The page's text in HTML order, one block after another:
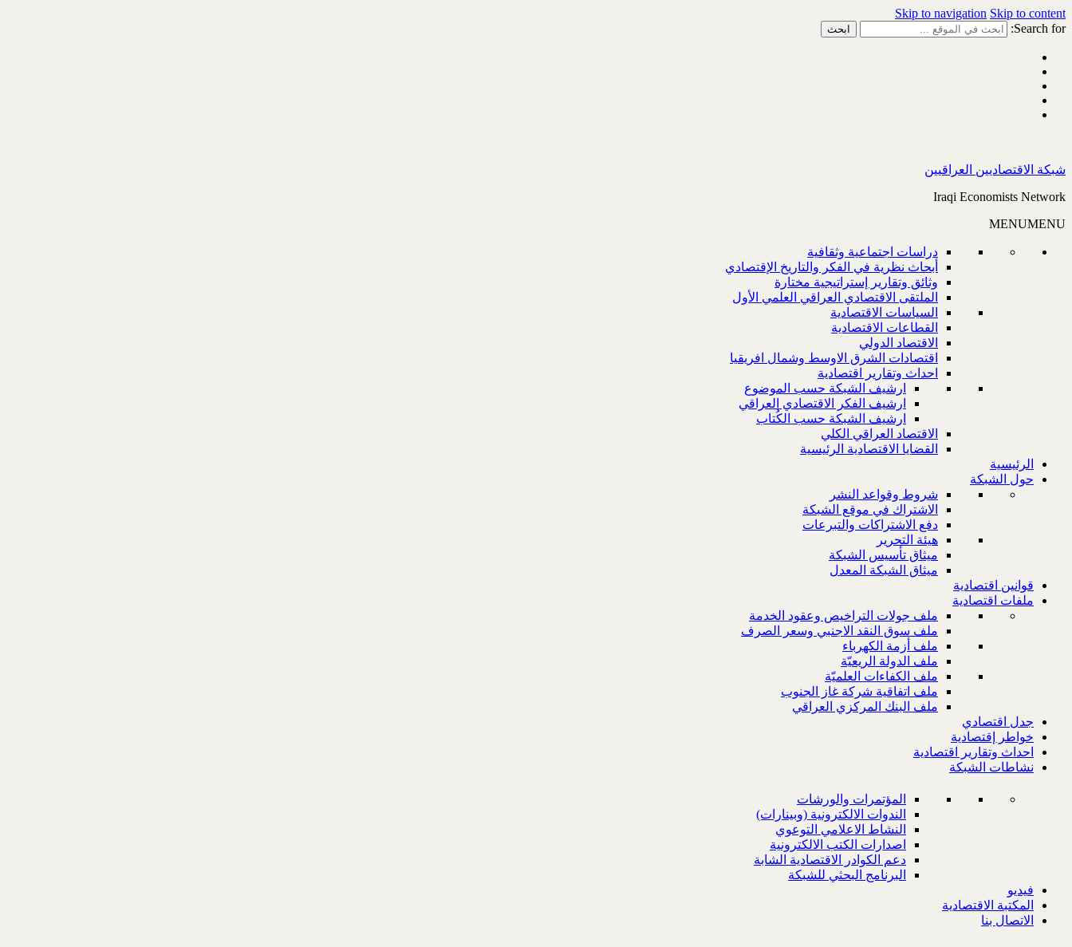
Skip to navigation Skip to content
Search for:
شبكة الاقتصاديين العراقيين
Iraqi Economists Network
MENUMENU
دراسات اجتماعية وثقافية
أبحاث نظرية في الفكر والتاريخ الإقتصادي
وثائق وتقارير إستراتيجية مختارة
الملتقى الاقتصادي العراقي العلمي الأول
السياسات الاقتصادية
القطاعات الاقتصادية
الاقتصاد الدولي
اقتصادات الشرق الاوسط وشمال افريقيا
احداث وتقارير اقتصادية
ارشيف الشبكة حسب الموضوع
ارشيف الفكر الاقتصادي العراقي
ارشيف الشبكة حسب الكُتاب
الاقتصاد العراقي الكلي
القضايا الاقتصادية الرئيسية
الرئيسية
حول الشبكة
شروط وقواعد النشر
الاشتراك في موقع الشبكة
دفع الاشتراكات والتبرعات
هيئة التحرير
ميثاق تأسيس الشبكة
ميثاق الشبكة المعدل
قوانين اقتصادية
ملفات اقتصادية
ملف جولات التراخيص وعقود الخدمة
ملف سوق النقد الاجنبي وسعر الصرف
ملف أزمة الكهرباء
ملف الدولة الريعيّة
ملف الكفاءات العلميّة
ملف اتفاقية شركة غاز الجنوب
ملف البنك المركزي العراقي
جدل اقتصادي
خواطر إقتصادية
احداث وتقارير اقتصادية
نشاطات الشبكة
المؤتمرات والورشات
الندوات الالكترونية (وبينارات)
النشاط الاعلامي التوعوي
اصدارات الكتب الالكترونية
دعم الكوادر الاقتصادية الشابة
البرنامج البحثي للشبكة
فيديو
المكتبة الاقتصادية
الاتصال بنا